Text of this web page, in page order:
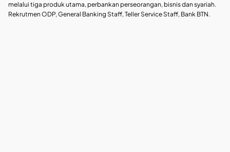
melalui tiga produk utama, perbankan perseorangan, bisnis dan syariah.
Rekrutmen ODP, General Banking Staff, Teller Service Staff, Bank BTN.